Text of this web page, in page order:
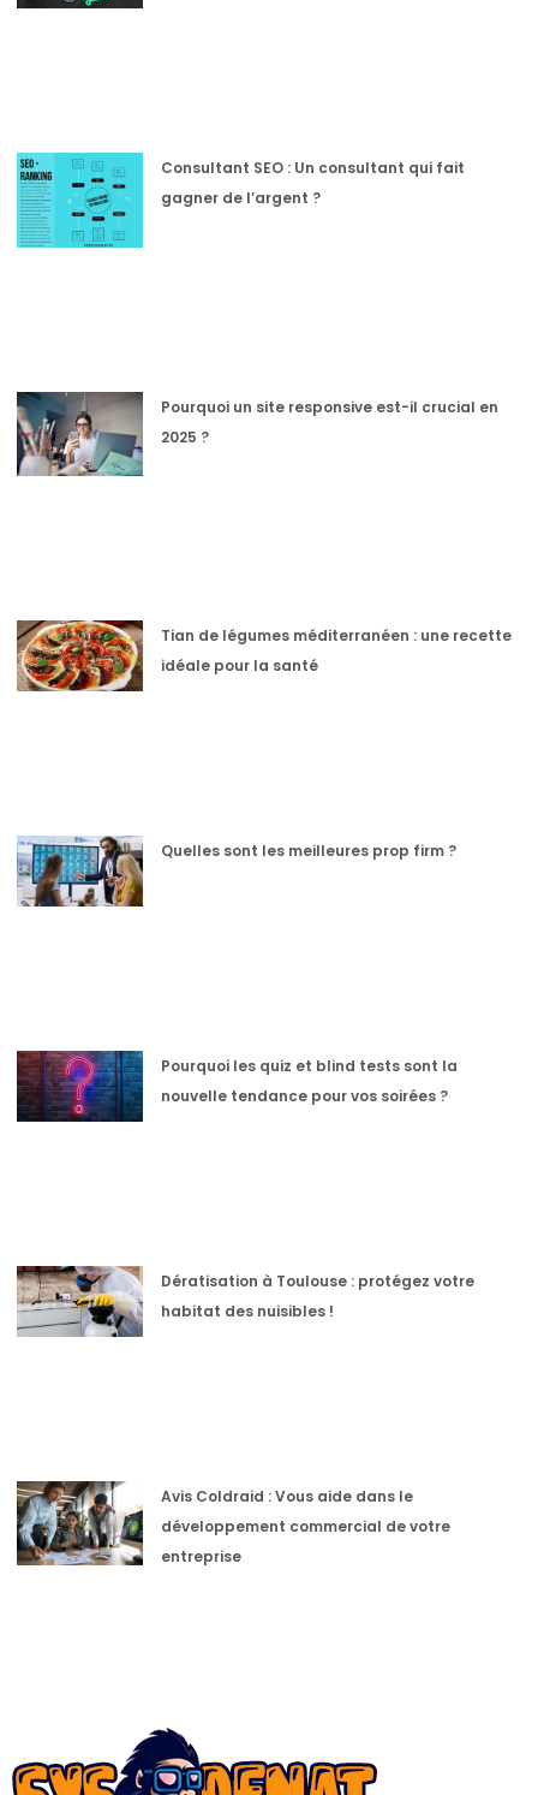
Consultant SEO : Un consultant qui fait
gagner de l’argent ?
Pourquoi un site responsive est-il crucial en
2025 ?
Tian de légumes méditerranéen : une recette
idéale pour la santé
Quelles sont les meilleures prop firm ?
Pourquoi les quiz et blind tests sont la
nouvelle tendance pour vos soirées ?
Dératisation à Toulouse : protégez votre
habitat des nuisibles !
Avis Coldraid : Vous aide dans le
développement commercial de votre
entreprise